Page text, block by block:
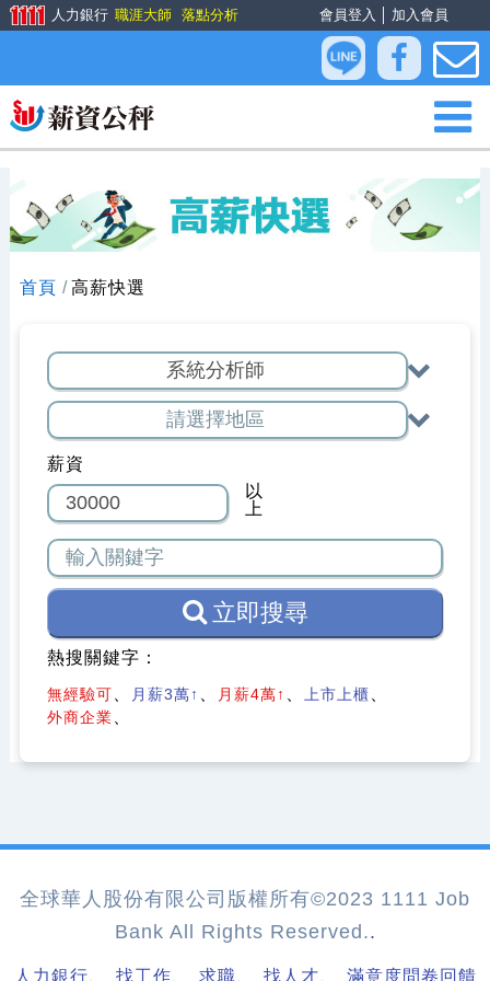
會員登入 加入會員
人力銀行 職涯大師 落點分析
首頁 高薪快選
薪資
以
上
立即搜尋
熱搜關鍵字：
無經驗可 月薪3萬↑ 月薪4萬↑
上市上櫃
外商企業
全球華人股份有限公司版權所有©2023 1111 Job
Bank All Rights Reserved..
人力銀行、 找工作、 求職、 找人才、 滿意度問卷回饋